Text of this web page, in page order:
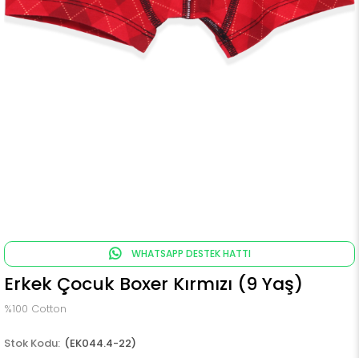
WHATSAPP DESTEK HATTI
Erkek Çocuk Boxer Kırmızı (9 Yaş)
%100 Cotton
(EK044.4-22)